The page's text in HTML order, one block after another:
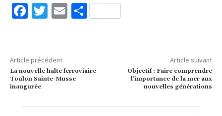
Facebook
Twitter
EmailPartager
Article précédent
La nouvelle halte ferroviaire
Toulon Sainte-Musse
inaugurée
Article suivant
Objectif : Faire comprendre
l’importance de la mer aux
nouvelles générations